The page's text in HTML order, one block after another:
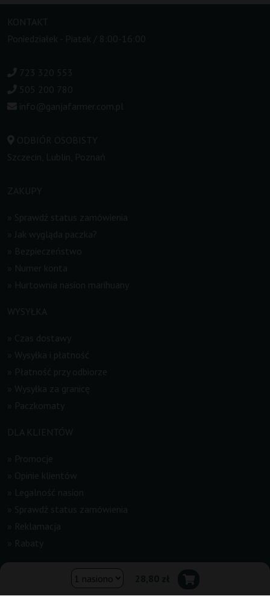
KONTAKT
Poniedziałek - Piatek / 8:00-16:00
723 320 553
505 200 780
info@ganjafarmer.com.pl
ODBIÓR OSOBISTY
Szczecin, Lublin, Poznań
ZAKUPY
Sprawdź status zamówienia
Jak wygląda paczka?
Bezpieczeństwo
Numer konta
Hurtownia nasion marihuany
WYSYŁKA
Czas dostawy
Wysyłka i płatność
Płatność przy odbiorze
Wysyłka za granicę
Paczkomaty
DLA KLIENTÓW
Promocje
Opinie klientów
Legalność nasion
Sprawdź status zamówienia
Reklamacja
Rabaty